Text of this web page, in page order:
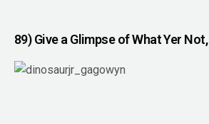
89) Give a Glimpse of What Yer